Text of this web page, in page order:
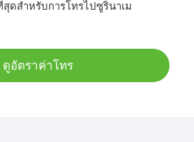
ดสำหรับการโทรไปซูรินาเม
ดูอัตราค่าโทร